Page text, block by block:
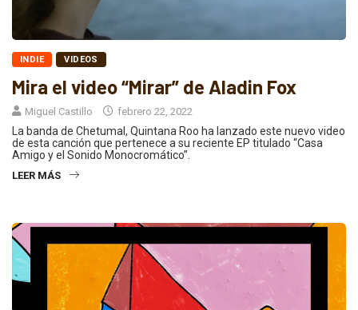
INDIE VIDEOS
Mira el video “Mirar” de Aladin Fox
Miguel Castillo febrero 22, 2022
La banda de Chetumal, Quintana Roo ha lanzado este nuevo video
de esta canción que pertenece a su reciente EP titulado “Casa
Amigo y el Sonido Monocromático”.
LEER MÁS